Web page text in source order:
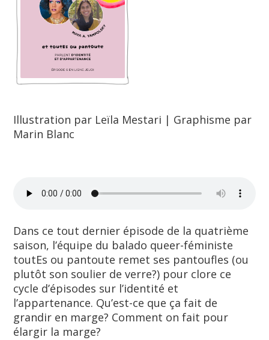
Illustration par Leïla Mestari | Graphisme par
Marin Blanc
Dans ce tout dernier épisode de la quatrième
saison, l’équipe du balado queer-féministe
toutEs ou pantoute remet ses pantoufles (ou
plutôt son soulier de verre?) pour clore ce
cycle d’épisodes sur l’identité et
l’appartenance. Qu’est-ce que ça fait de
grandir en marge? Comment on fait pour
élargir la marge?